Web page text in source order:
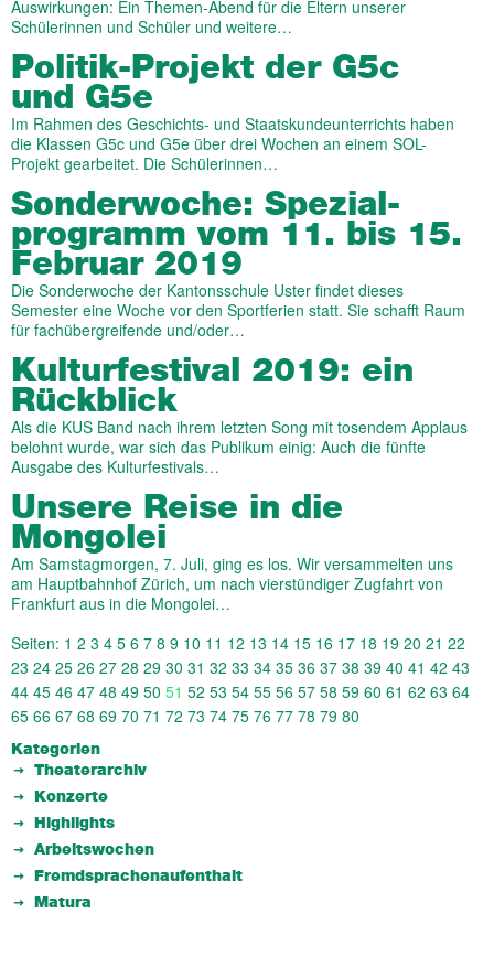
Auswirkungen: Ein Themen-Abend für die Eltern unserer
Schülerinnen und Schüler und weitere…
Politik-Projekt der G5c
und G5e
Im Rahmen des Geschichts- und Staatskundeunterrichts haben
die Klassen G5c und G5e über drei Wochen an einem SOL-
Projekt gearbeitet. Die Schülerinnen…
Sonderwoche: Spezial­
programm vom 11. bis 15.
Februar 2019
Die Sonderwoche der Kantonsschule Uster findet dieses
Semester eine Woche vor den Sportferien statt. Sie schafft Raum
für fachübergreifende und/oder…
Kulturfestival 2019: ein
Rückblick
Als die KUS Band nach ihrem letzten Song mit tosendem Applaus
belohnt wurde, war sich das Publikum einig: Auch die fünfte
Ausgabe des Kulturfestivals…
Unsere Reise in die
Mongolei
Am Samstagmorgen, 7. Juli, ging es los. Wir versammelten uns
am Hauptbahnhof Zürich, um nach vierstündiger Zugfahrt von
Frankfurt aus in die Mongolei…
Seiten: 1 2 3 4 5 6 7 8 9 10 11 12 13 14 15 16 17 18 19 20 21 22
23 24 25 26 27 28 29 30 31 32 33 34 35 36 37 38 39 40 41 42 43
44 45 46 47 48 49 50 51 52 53 54 55 56 57 58 59 60 61 62 63 64
65 66 67 68 69 70 71 72 73 74 75 76 77 78 79 80
Kategorien
Theaterarchiv
Konzerte
Highlights
Arbeitswochen
Fremdsprachenaufenthalt
Matura